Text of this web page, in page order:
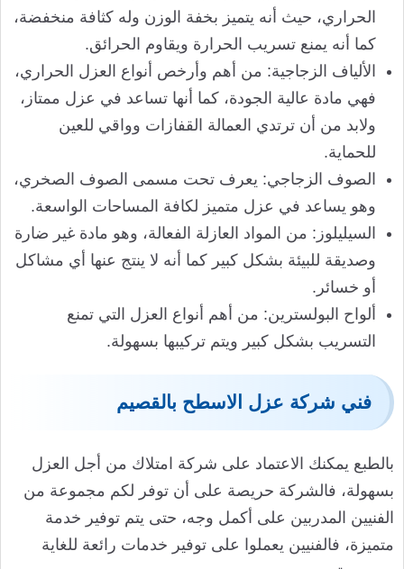
الحراري، حيث أنه يتميز بخفة الوزن وله كثافة منخفضة،
كما أنه يمنع تسريب الحرارة ويقاوم الحرائق.
الألياف الزجاجية: من أهم وأرخص أنواع العزل الحراري،
فهي مادة عالية الجودة، كما أنها تساعد في عزل ممتاز،
ولابد من أن ترتدي العمالة القفازات وواقي للعين
للحماية.
الصوف الزجاجي: يعرف تحت مسمى الصوف الصخري،
وهو يساعد في عزل متميز لكافة المساحات الواسعة.
السيليلوز: من المواد العازلة الفعالة، وهو مادة غير ضارة
وصديقة للبيئة بشكل كبير كما أنه لا ينتج عنها أي مشاكل
أو خسائر.
ألواح البولسترين: من أهم أنواع العزل التي تمنع
التسريب بشكل كبير ويتم تركيبها بسهولة.
فني شركة عزل الاسطح بالقصيم
بالطبع يمكنك الاعتماد على شركة امتلاك من أجل العزل
بسهولة، فالشركة حريصة على أن توفر لكم مجموعة من
الفنيين المدربين على أكمل وجه، حتى يتم توفير خدمة
متميزة، فالفنيين يعملوا على توفير خدمات رائعة للغاية